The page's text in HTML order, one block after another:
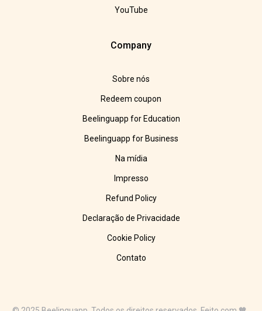
YouTube
Company
Sobre nós
Redeem coupon
Beelinguapp for Education
Beelinguapp for Business
Na mídia
Impresso
Refund Policy
Declaração de Privacidade
Cookie Policy
Contato